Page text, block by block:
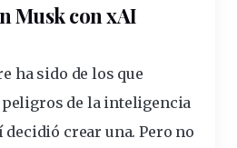
Musk con xAI
ha sido de los que
de la inteligencia
crear una. Pero no